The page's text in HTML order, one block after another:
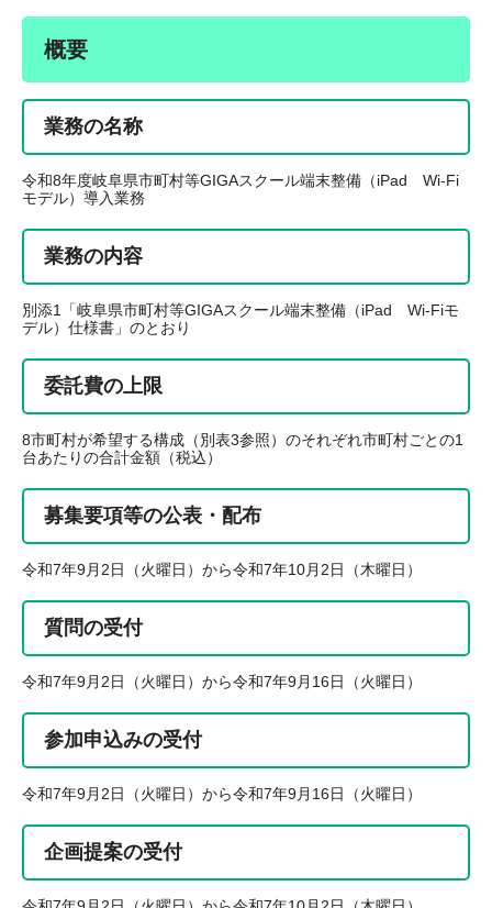
概要
業務の名称
令和8年度岐阜県市町村等GIGAスクール端末整備（iPad Wi-Fi
モデル）導入業務
業務の内容
別添1「岐阜県市町村等GIGAスクール端末整備（iPad Wi-Fiモ
デル）仕様書」のとおり
委託費の上限
8市町村が希望する構成（別表3参照）のそれぞれ市町村ごとの1
台あたりの合計金額（税込）
募集要項等の公表・配布
令和7年9月2日（火曜日）から令和7年10月2日（木曜日）
質問の受付
令和7年9月2日（火曜日）から令和7年9月16日（火曜日）
参加申込みの受付
令和7年9月2日（火曜日）から令和7年9月16日（火曜日）
企画提案の受付